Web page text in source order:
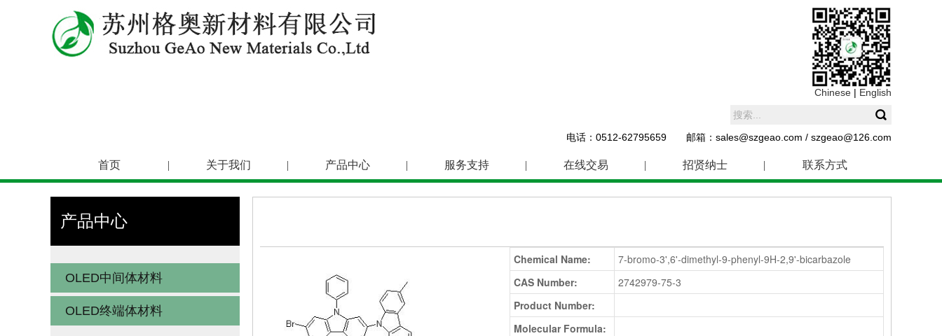
Chinese | English
电话：0512-62795659 邮箱：sales@szgeao.com / szgeao@126.com
首页 | 关于我们 | 产品中心 | 服务支持 | 在线交易 | 招贤纳士 | 联系方式
产品中心
OLED中间体材料
OLED终端体材料
Chemical Name:
7-bromo-3',6'-dimethyl-9-phenyl-9H-2,9'-bicarbazole
CAS Number:
2742979-75-3
Product Number:
Molecular Formula: